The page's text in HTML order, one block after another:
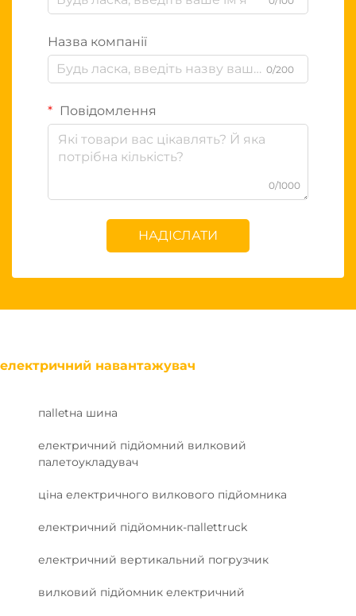
Назва компанії
0/200
Повідомлення
0/1000
НАДІСЛАТИ
електричний навантажувач
пalletна шина
електричний підйомний вилковий
палетоукладувач
ціна електричного вилкового підйомника
електричний підйомник-пallettruck
електричний вертикальний погрузчик
вилковий підйомник електричний